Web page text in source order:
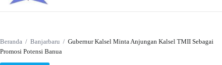
Beranda / Banjarbaru / Gubernur Kalsel Minta Anjungan Kalsel TMII Sebagai
Promosi Potensi Banua